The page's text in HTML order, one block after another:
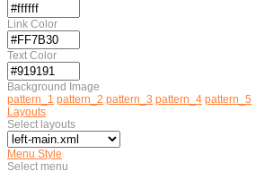
Link Color
Text Color
Background Image
pattern_1 pattern_2 pattern_3 pattern_4 pattern_5
Layouts
Select layouts
Menu Style
Select menu